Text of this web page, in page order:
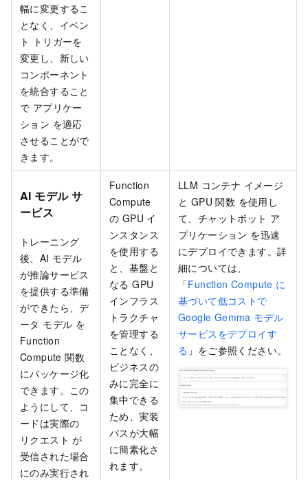
幅に変更するこ
となく、イベン
ト トリガーを
変更し、新しい
コンポーネント
を統合すること
で アプリケー
ション を適応
させることがで
きます。
AI モデル サ
ービス
トレーニング
後、AI モデル
が推論サービス
を提供する準備
ができたら、デ
ータ モデル を
Function
Compute 関数
にパッケージ化
できます。この
ようにして、コ
ードは実際の
リクエスト が
受信された場合
にのみ実行され
Function
Compute
の GPU イ
ンスタンス
を使用する
と、基盤と
なる GPU
インフラス
トラクチャ
を管理する
ことなく、
ビジネスの
みに完全に
集中できる
ため、実装
パスが大幅
に簡素化さ
れます。
LLM コンテナ イメージ
と GPU 関数 を使用し
て、チャットボット ア
プリケーション を迅速
にデプロイできます。詳
細については、
「Function Compute に
基づいて低コストで
Google Gemma モデル
サービスをデプロイす
る 」をご参照ください。